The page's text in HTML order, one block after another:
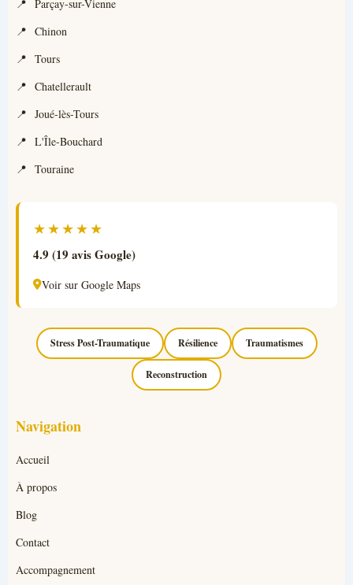
Parçay-sur-Vienne
Chinon
Tours
Chatellerault
Joué-lès-Tours
L'Île-Bouchard
Touraine
★★★★★
4.9 (19 avis Google)
Voir sur Google Maps
Stress Post-Traumatique Résilience Traumatismes
Reconstruction
Navigation
Accueil
À propos
Blog
Contact
Accompagnement